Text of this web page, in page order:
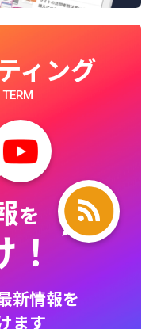
ィング
を
！
新情報を
ます